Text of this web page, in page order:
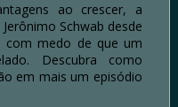
ao crescer, a
Schwab desde
com medo de que um
Descubra como
em mais um episódio